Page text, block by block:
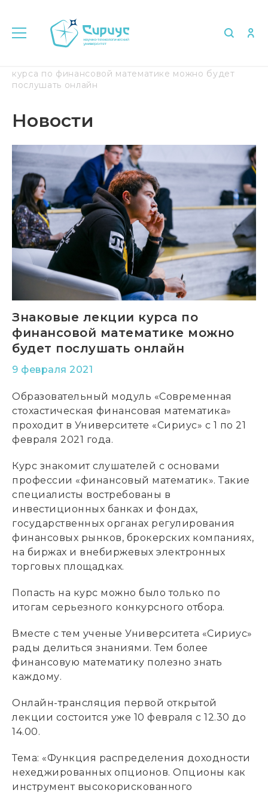
курса по финансовой математике можно будет
послушать онлайн
Новости
Знаковые лекции курса по
финансовой математике можно
будет послушать онлайн
9 февраля 2021
Образовательный модуль «Современная
стохастическая финансовая математика»
проходит в Университете «Сириус» с 1 по 21
февраля 2021 года.
Курс знакомит слушателей с основами
профессии «финансовый математик». Такие
специалисты востребованы в
инвестиционных банках и фондах,
государственных органах регулирования
финансовых рынков, брокерских компаниях,
на биржах и внебиржевых электронных
торговых площадках.
Попасть на курс можно было только по
итогам серьезного конкурсного отбора.
Вместе с тем ученые Университета «Сириус»
рады делиться знаниями. Тем более
финансовую математику полезно знать
каждому.
Онлайн-трансляция первой открытой
лекции состоится уже 10 февраля с 12.30 до
14.00.
Тема: «Функция распределения доходности
нехеджированных опционов. Опционы как
инструмент высокорискованного